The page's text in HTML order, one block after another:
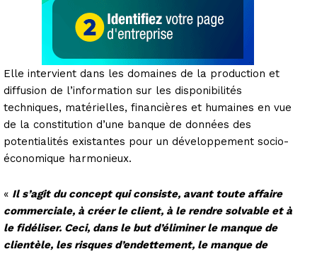
Elle intervient dans les domaines de la production et
diffusion de l’information sur les disponibilités
techniques, matérielles, financières et humaines en vue
de la constitution d’une banque de données des
potentialités existantes pour un développement socio-
économique harmonieux.
« Il s’agit du concept qui consiste, avant toute affaire
commerciale, à créer le client, à le rendre solvable et à
le fidéliser. Ceci, dans le but d’éliminer le manque de
clientèle, les risques d’endettement, le manque de